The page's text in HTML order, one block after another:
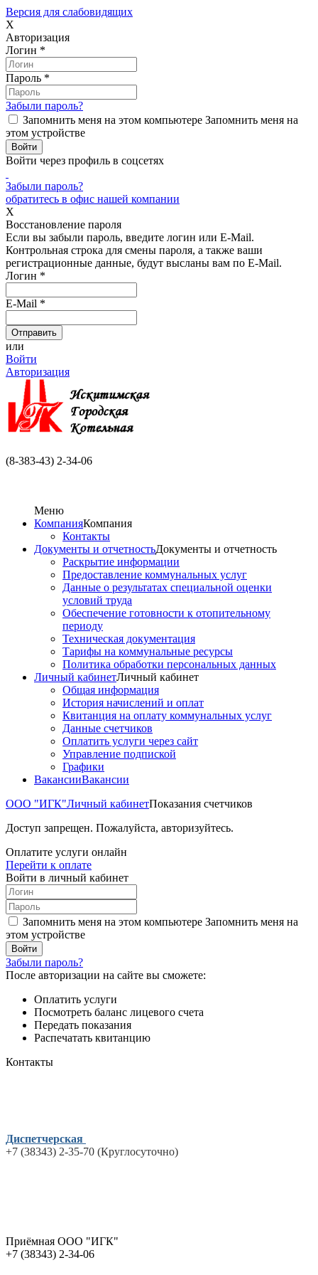
Версия для слабовидящих
X
Авторизация
Логин *
Пароль *
Забыли пароль?
Запомнить меня на этом компьютере Запомнить меня на
этом устройстве
Войти через профиль в соцсетях
Забыли пароль?
обратитесь в офис нашей компании
X
Восстановление пароля
Если вы забыли пароль, введите логин или E-Mail.
Контрольная строка для смены пароля, а также ваши
регистрационные данные, будут высланы вам по E-Mail.
Логин *
E-Mail *
или
Войти
Авторизация
(8-383-43) 2-34-06
Меню
КомпанияКомпания
Контакты
Документы и отчетностьДокументы и отчетность
Раскрытие информации
Предоставление коммунальных услуг
Данные о результатах специальной оценки
условий труда
Обеспечение готовности к отопительному
периоду
Техническая документация
Тарифы на коммунальные ресурсы
Политика обработки персональных данных
Личный кабинетЛичный кабинет
Общая информация
История начислений и оплат
Квитанция на оплату коммунальных услуг
Данные счетчиков
Оплатить услуги через сайт
Управление подпиской
Графики
ВакансииВакансии
ООО "ИГК"Личный кабинетПоказания счетчиков
Доступ запрещен. Пожалуйста, авторизуйтесь.
Оплатите услуги онлайн
Перейти к оплате
Войти в личный кабинет
Запомнить меня на этом компьютере Запомнить меня на
этом устройстве
Забыли пароль?
После авторизации на сайте вы сможете:
Оплатить услуги
Посмотреть баланс лицевого счета
Передать показания
Распечатать квитанцию
Контакты
Диспетчерская
+7 (38343) 2-35-70 (Круглосуточно)
Приёмная ООО "ИГК"
+7 (38343) 2-34-06